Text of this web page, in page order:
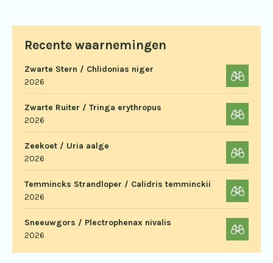
Recente waarnemingen
Zwarte Stern / Chlidonias niger
2026
Zwarte Ruiter / Tringa erythropus
2026
Zeekoet / Uria aalge
2026
Temmincks Strandloper / Calidris temminckii
2026
Sneeuwgors / Plectrophenax nivalis
2026